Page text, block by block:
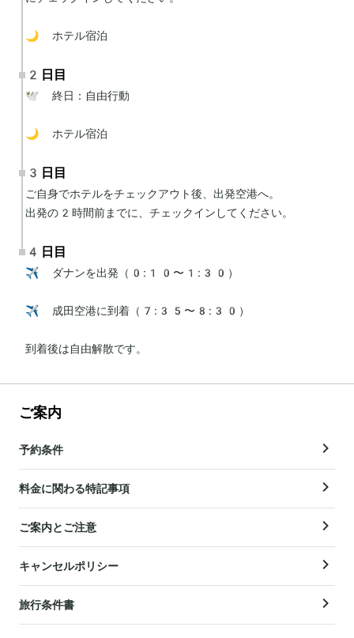
🌙 ホテル宿泊
2日目
🕊 終日：自由行動
🌙 ホテル宿泊
3日目
ご自身でホテルをチェックアウト後、出発空港へ。
出発の2時間前までに、チェックインしてください。
4日目
✈️ ダナンを出発（0:10〜1:30）
✈️ 成田空港に到着（7:35〜8:30）
到着後は自由解散です。
ご案内
予約条件
料金に関わる特記事項
ご案内とご注意
キャンセルポリシー
旅行条件書